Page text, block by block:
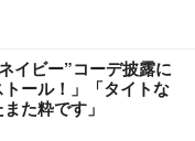
イビー”コーデ披露に
ール！」「タイトな
た粋です」